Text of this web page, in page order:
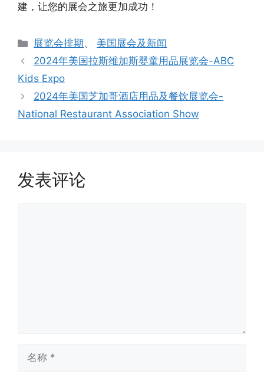
建，让您的展会之旅更加成功！
分
类
展览会排期、 美国展会及新闻
2024年美国拉斯维加斯婴童用品展览会-ABC
Kids Expo
2024年美国芝加哥酒店用品及餐饮展览会-
National Restaurant Association Show
发表评论